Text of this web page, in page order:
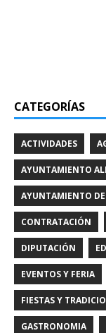
CATEGORÍAS
ACTIVIDADES
AYUNTAMIENTO
AYUNTAMIENTO
CONTRATACIÓN
DIPUTACIÓN
EVENTOS Y FERIA
FIESTAS Y
GASTRONOMIA